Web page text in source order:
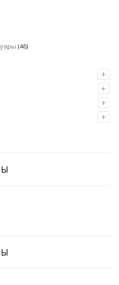
(46)
+
+
+
+